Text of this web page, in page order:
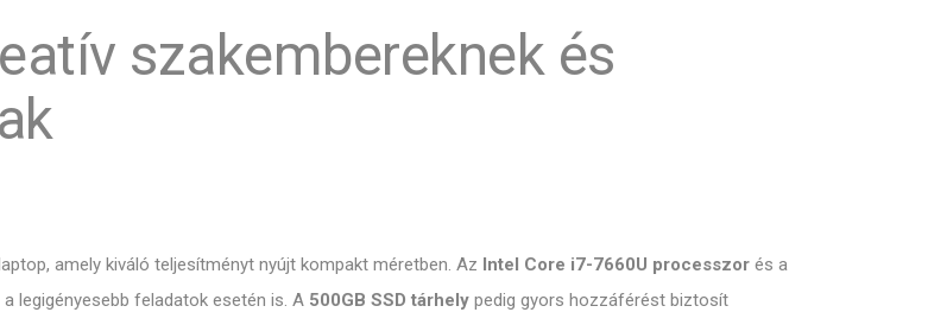
szakembereknek és
amely kiváló teljesítményt nyújt kompakt méretben. Az Intel Core i7-7660U processzor és a
legigényesebb feladatok esetén is. A 500GB SSD tárhely pedig gyors hozzáférést biztosít